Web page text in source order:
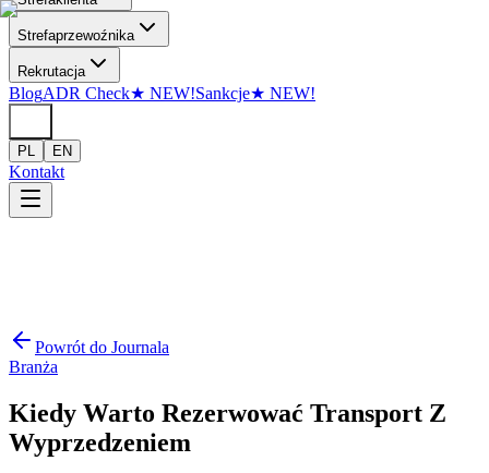
Przejdź do treści
Strefaprzewoźnika
Rekrutacja
BlogADR Check★ NEW!Sankcje★ NEW!
PL EN
Kontakt
Powrót do Journala
Branża
Kiedy Warto Rezerwować Transport Z
Wyprzedzeniem